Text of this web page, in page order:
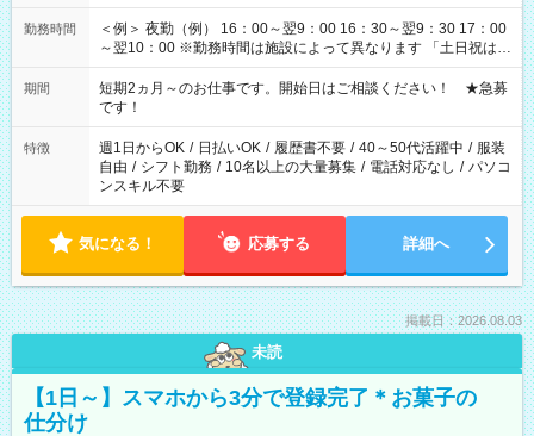
勤務時間
＜例＞ 夜勤（例） 16：00～翌9：00 16：30～翌9：30 17：00
～翌10：00 ※勤務時間は施設によって異なります 「土日祝は休
みたい」 「しっかり稼ぎたい」 「もう少し遅い時間から始めた
い」など ご希望にあったお仕事をご案内いたします。 ※未経験
の方の場合は1～2ヶ月間は日中での仕事を経験いただき、 お
仕事に慣れてからの夜勤になります。 ★家庭の都合でお休みが
必要な場合も遠慮なくご相談ください。
期間
短期2ヵ月～のお仕事です。開始日はご相談ください！ ★急募
です！
特徴 週1日からOK / 日払いOK / 履歴書不要 / 40～50代活躍中 / 服装
自由 / シフト勤務 / 10名以上の大量募集 / 電話対応なし / パソコ
ンスキル不要
気になる！ 応募する 詳細へ
掲載日：2026.08.03
未読
【1日～】スマホから3分で登録完了＊お菓子の
仕分け